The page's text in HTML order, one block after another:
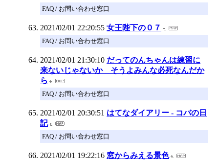
FAQ / お問い合わせ窓口
2021/02/01 22:20:55 女王陛下の０７
FAQ / お問い合わせ窓口
2021/02/01 21:30:10 だってのんちゃんは練習に
来ないじゃないか そうよみんな必死なんだか
ら
FAQ / お問い合わせ窓口
2021/02/01 20:30:51 はてなダイアリー - コバの日
記
FAQ / お問い合わせ窓口
2021/02/01 19:22:16 窓からみえる景色